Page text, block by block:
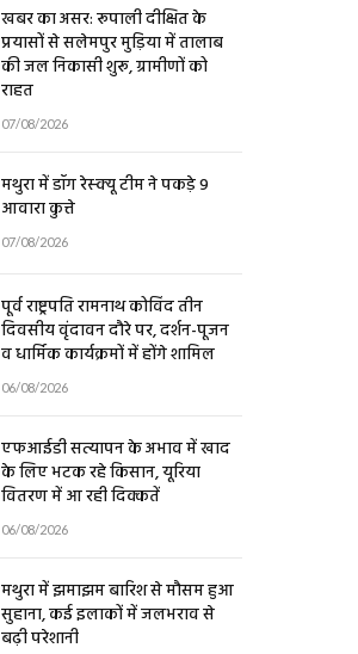
खबर का असर: रूपाली दीक्षित के
प्रयासों से सलेमपुर मुड़िया में तालाब
की जल निकासी शुरू, ग्रामीणों को
राहत
07/08/2026
मथुरा में डॉग रेस्क्यू टीम ने पकड़े 9
आवारा कुत्ते
07/08/2026
पूर्व राष्ट्रपति रामनाथ कोविंद तीन
दिवसीय वृंदावन दौरे पर, दर्शन-पूजन
व धार्मिक कार्यक्रमों में होंगे शामिल
06/08/2026
एफआईडी सत्यापन के अभाव में खाद
के लिए भटक रहे किसान, यूरिया
वितरण में आ रही दिक्कतें
06/08/2026
मथुरा में झमाझम बारिश से मौसम हुआ
सुहाना, कई इलाकों में जलभराव से
बढ़ी परेशानी